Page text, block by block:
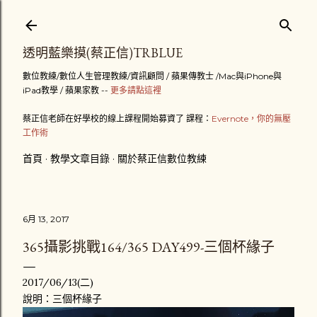
透明藍樂摸(蔡正信)TRBLUE
數位教練/數位人生管理教練/資訊顧問 / 蘋果傳教士 /Mac與iPhone與
iPad教學 / 蘋果家教 -- 更多請點這裡
蔡正信老師在好學校的線上課程開始募資了 課程： Evernote，你的無壓
工作術
首頁 教學文章目錄 關於蔡正信數位教練
6月 13, 2017
365攝影挑戰164/365 DAY499-三個杯緣子
2017/06/13(二)
說明：三個杯緣子